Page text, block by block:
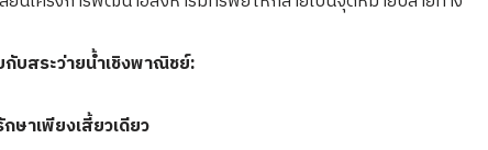
กับสระว่ายน้ำเชิงพาณิชย์:
ษาเพียงเสี้ยวเดียว